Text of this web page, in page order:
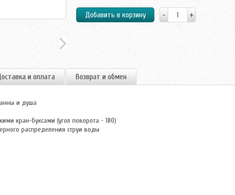
и оплата Возврат и обмен
и душа
кран-буксами (угол поворота - 180)
распределения струи воды